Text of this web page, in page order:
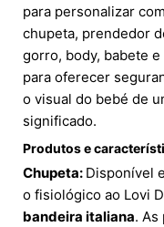
para personalizar
chupeta, prendedor
gorro, body, babete
para oferecer
o visual do bebé de
significado.
Produtos e
Chupeta: Disponível
o fisiológico ao Lovi
bandeira italiana. As